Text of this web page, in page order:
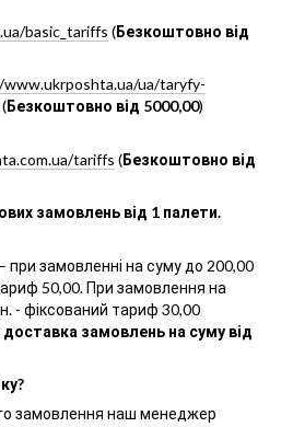
basic_tariffs (Безкоштовно від
ua/taryfy-
(Безкоштовно від 5000,00)
tariffs (Безкоштовно від
замовлень від 1 палети.
при замовленні на суму до 200,00
50,00. При замовлення на
- фіксований тариф 30,00
замовлень на суму від
замовлення наш менеджер